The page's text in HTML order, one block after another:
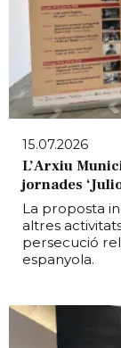
15.07.2026
L’Arxiu
jornades
La proposta
altres
persecució
espanyola.